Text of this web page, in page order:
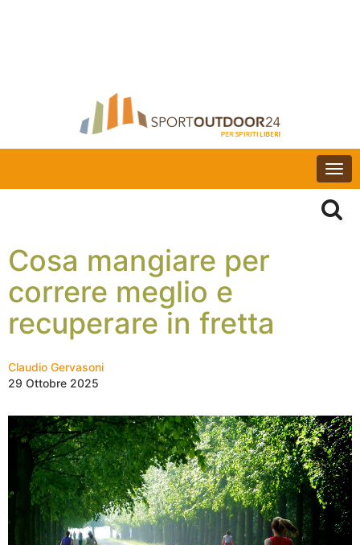
Cosa mangiare per
correre meglio e
recuperare in fretta
Claudio Gervasoni
29 Ottobre 2025